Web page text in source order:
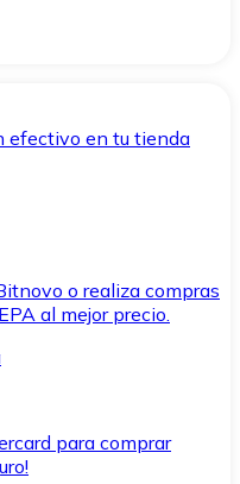
efectivo en tu tienda
o realiza compras
al mejor precio.
para comprar